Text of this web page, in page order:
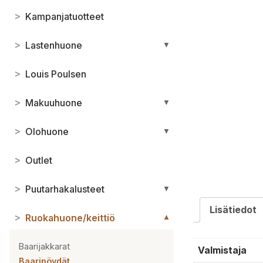
> Kampanjatuotteet
> Lastenhuone ▼
> Louis Poulsen
> Makuuhuone ▼
> Olohuone ▼
> Outlet
> Puutarhakalusteet ▼
> Ruokahuone/keittiö ▼
Baarijakkarat
Lisätiedot
Valmistaja